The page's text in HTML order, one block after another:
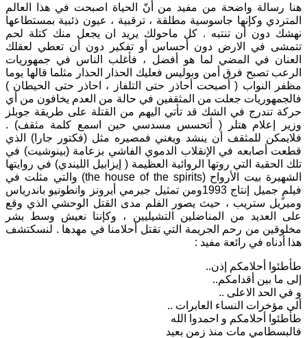
هنا رسالة واضحة من مفيد من أنّ الحياة اصبحت في هذا العالم
المتردي وكإنها جاسوسية مطلقة ، ترقبية ، عيون ذئبية بمستطاعها
نهشك دون أن تنتبه . كل ماحولك يريد ان يجعل منك كتلة لحم
تتمشى في الارض دون أحساس أو تفكير دون أن تعطي لعقلك
العنان في المضي لما هو أفضل ، فأغلب الناس في جمهوريات
الرعب تصبح فرق أمن وبوليس فعليك الحذار الحذار مثلما قالها يوما
مظفر النواب ( أصبحت أحاذر حتى التلفاز ، احاذر حتى الحيطان )
فالجمهوريات جعلت من المثقفين في حالة من العدم يخافون من أي
حركة تندرج في الشك قد تأتي اليهم من القتلة على طريقة جوبلز
وزير إعلام هتلر ( أتحسس مسدسي حين اسمع كلمة مثقف) .
فلايمكن للمثقف أن ينشد ويغني فمصيره مثل (فكتور جارا) الذي
قطعت أصابعه في الإنقلاب الدموي الفاشي بزعامة (بينوشيت) في
تلك الحقبة التي روتها الروائية العظيمة ( إيزابيل الليندي) في روايتها
الشهيرة بيت الأرواح (the house of the spirits) والتي مثلت في
فيلمٍ جميل إنتاج 1993ومن تمثيل جيرمي أيرونز وانطونيو باندرياس
وميريل ستريب ، حيث يصور الفلم مدى القتل الوحشي الذي وقع
على العديد من المناضلين التشيليين ، وكإننا نعيش وسط بشر
مخلوقين من رحم الجريمة التي تقتل أحلامنا في مهدها . لنسكتشف
هذا أدناه في رائعة مفيد :
طأطئوا أحلامكم إذن..
إلى ما بين أقدامكم..
و في الحد الاعلى ..
ألى مؤخرات النساء العابرات ..
طأطئوا أحلامكم و احمدوا الله
فالبسطامي مات منذ زمن بعيد